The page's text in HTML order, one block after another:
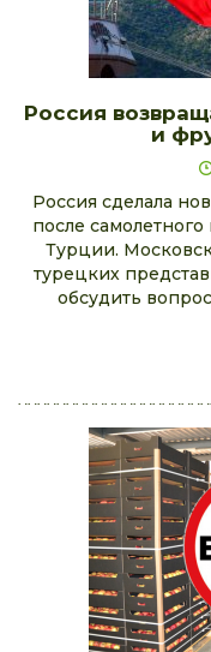
Россия
и
Россия сделала
после
Турции.
турецких
обсудить